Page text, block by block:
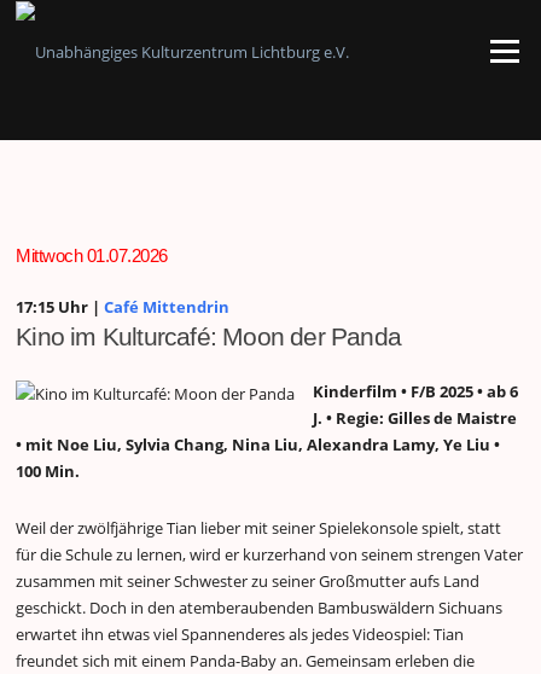
Zum
springen
Menü
Mittwoch 01.07.2026
17:15 Uhr |Café Mittendrin
Kino im Kulturcafé: Moon der Panda
Kinderfilm • F/B 2025 • ab 6
J. • Regie: Gilles de Maistre
• mit Noe Liu, Sylvia Chang, Nina Liu, Alexandra Lamy, Ye Liu •
100 Min.
Weil der zwölfjährige Tian lieber mit seiner Spielekonsole spielt, statt
für die Schule zu lernen, wird er kurzerhand von seinem strengen Vater
zusammen mit seiner Schwester zu seiner Großmutter aufs Land
geschickt. Doch in den atemberaubenden Bambuswäldern Sichuans
erwartet ihn etwas viel Spannenderes als jedes Videospiel: Tian
freundet sich mit einem Panda-Baby an. Gemeinsam erleben die